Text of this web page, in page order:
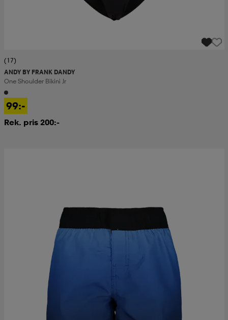
(17)
ANDY BY FRANK DANDY
One Shoulder Bikini Jr
99:-
Rek. pris 200:-